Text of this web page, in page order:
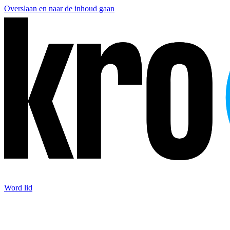
Overslaan en naar de inhoud gaan
Word lid